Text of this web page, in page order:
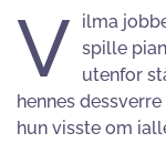
V
ilma
spille
utenfor
hennes
hun visste om